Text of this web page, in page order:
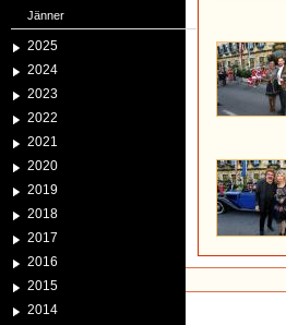
Jänner
2025
2024
2023
2022
2021
2020
2019
2018
2017
2016
2015
2014